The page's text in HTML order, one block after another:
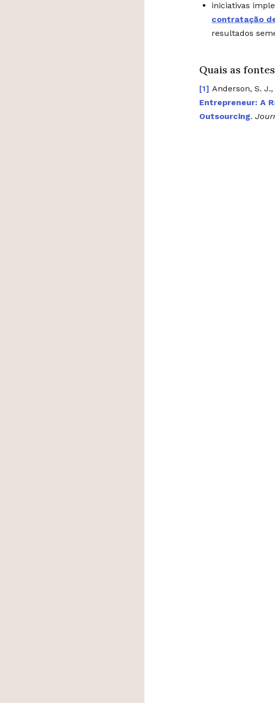
iniciativas
contratação
resultados
Quais as
Anderson, S.
Entrepreneur: A
Outsourcing.